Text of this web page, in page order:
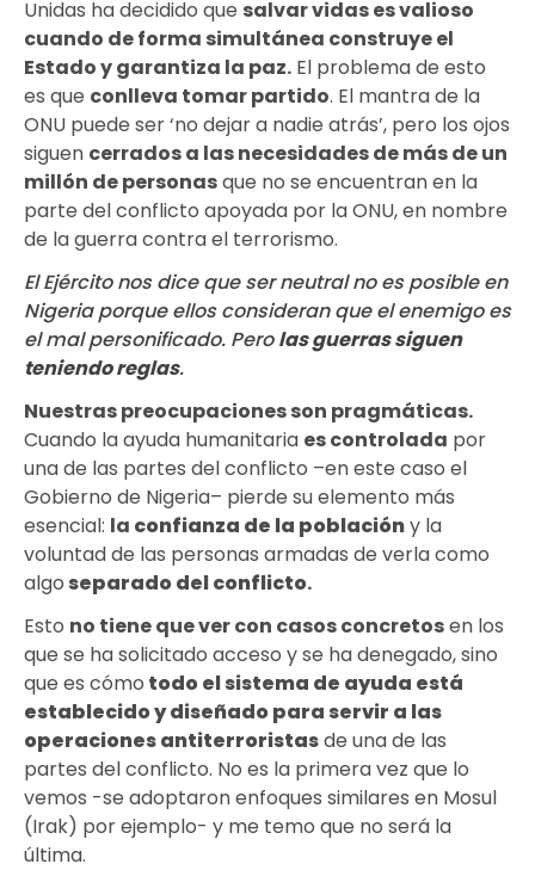
Unidas ha decidido que salvar vidas es valioso
cuando de forma simultánea construye el
Estado y garantiza la paz. El problema de esto
es que conlleva tomar partido. El mantra de la
ONU puede ser ‘no dejar a nadie atrás’, pero los ojos
siguen cerrados a las necesidades de más de un
millón de personasque no se encuentran en la
parte del conflicto apoyada por la ONU, en nombre
de la guerra contra el terrorismo.
El Ejército nos dice que ser neutral no es posible en
Nigeria porque ellos consideran que el enemigo es
el mal personificado. Perolas guerras siguen
teniendo reglas.
Nuestras preocupaciones son pragmáticas.
Cuando la ayuda humanitaria es controlada por
una de las partes del conflicto –en este caso el
Gobierno de Nigeria– pierde su elemento más
esencial: la confianza de la poblacióny la
voluntad de las personas armadas de verla como
algo separado del conflicto.
Esto no tiene que ver con casos concretosen los
que se ha solicitado acceso y se ha denegado, sino
que es cómo todo el sistema de ayuda está
establecido y diseñado para servir a las
operaciones antiterroristasde una de las
partes del conflicto. No es la primera vez que lo
vemos -se adoptaron enfoques similares en Mosul
(Irak) por ejemplo- y me temo que no será la
última.